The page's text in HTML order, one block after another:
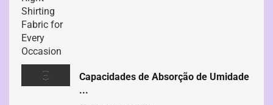
Capacidades de Absorção de Umidade
...